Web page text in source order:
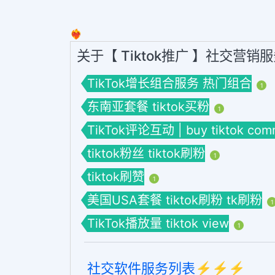
❤️‍🔥
关于【 Tiktok推广 】社交营销
TikTok增长组合服务 热门组合 1
东南亚套餐 tiktok买粉 1
TikTok评论互动 | buy tiktok
tiktok粉丝 tiktok刷粉 1
tiktok刷赞 1
美国USA套餐 tiktok刷粉 tk刷粉 1
TikTok播放量 tiktok view 1
社交软件服务列表⚡️⚡️⚡️